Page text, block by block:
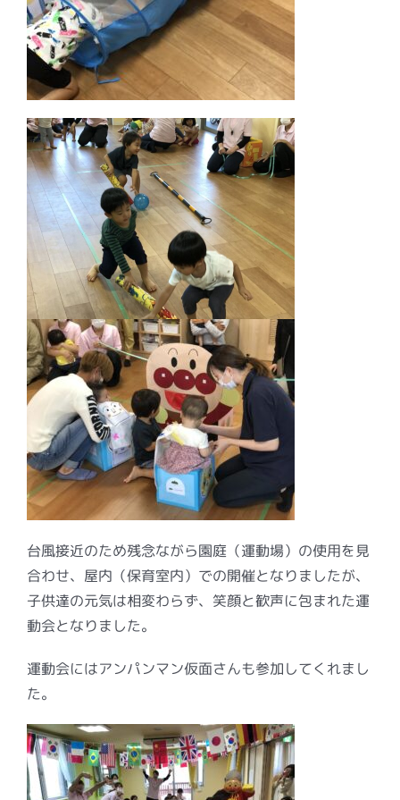
台風接近のため残念ながら園庭（運動場）の使用を見
合わせ、屋内（保育室内）での開催となりましたが、
子供達の元気は相変わらず、笑顔と歓声に包まれた運
動会となりました。
運動会にはアンパンマン仮面さんも参加してくれまし
た。